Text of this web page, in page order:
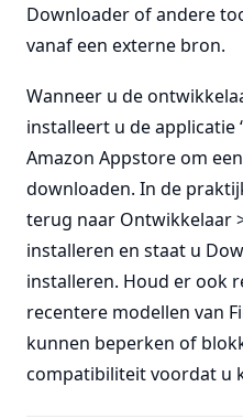
Downloader of andere
vanaf een externe bron.
Wanneer u de
installeert u de applicatie
Amazon Appstore om
downloaden. In de
terug naar Ontwikkelaar
installeren en staat u
installeren. Houd er ook
recentere modellen van
kunnen beperken of
compatibiliteit voordat u